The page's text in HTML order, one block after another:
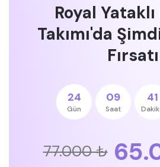
Royal
Takımı'da
Fırsatı
24
Gün
09
Saat
41
77.000 ₺